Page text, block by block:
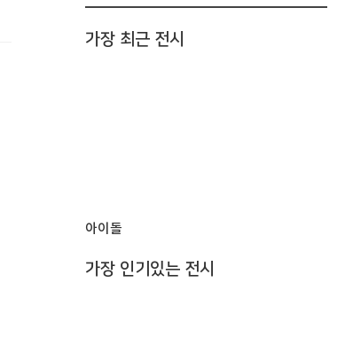
가장 최근 전시
아이돌
가장 인기있는 전시